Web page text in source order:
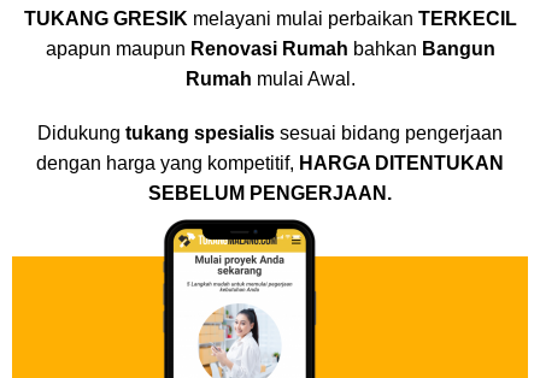
TUKANG GRESIK melayani mulai perbaikan TERKECIL
apapun maupun Renovasi Rumah bahkan Bangun
Rumah mulai Awal.
Didukung tukang spesialis sesuai bidang pengerjaan
dengan harga yang kompetitif, HARGA DITENTUKAN
SEBELUM PENGERJAAN.